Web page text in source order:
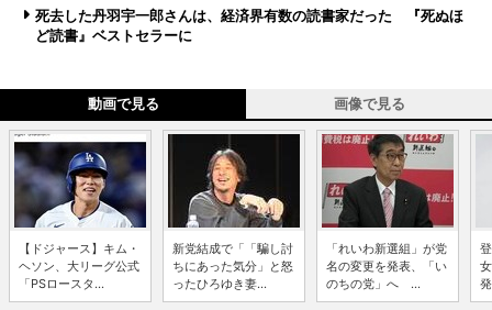
死去した丹羽宇一郎さんは、経済界有数の読書家だった 『死ぬほ
ど読書』ベストセラーに
動画で見る 画像で見る
【ドジャース】キム・
ヘソン、大リーグ公式
「PSロースタ...
新党結成で「「騙し討
ちにあった気分」と怒
ったひろゆき妻...
「れいわ新選組」が党
名の変更を発表、「い
のちの党」へ ...